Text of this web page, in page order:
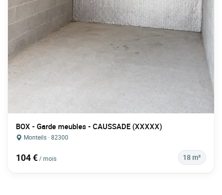
BOX - Garde meubles - CAUSSADE (XXXXX)
Monteils · 82300
104 €/ mois 18 m²